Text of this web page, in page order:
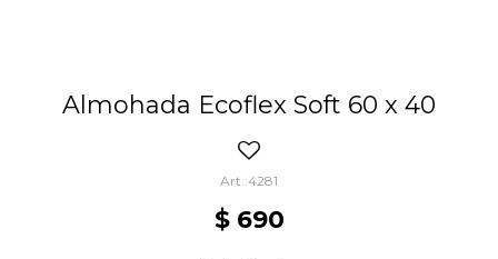
Almohada Ecoflex Soft 60 x 40
4281
$ 690